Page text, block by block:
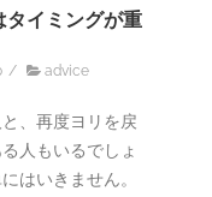
タイミングが重
/ advice
、再度ヨリを戻
人もいるでしょ
はいきません。